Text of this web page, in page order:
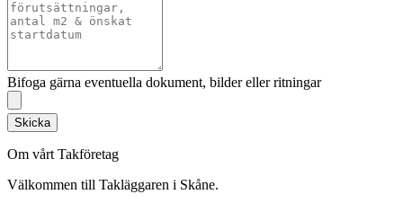
Bifoga gärna eventuella dokument, bilder eller ritningar
Skicka
Om vårt Takföretag
Välkommen till Takläggaren i Skåne.